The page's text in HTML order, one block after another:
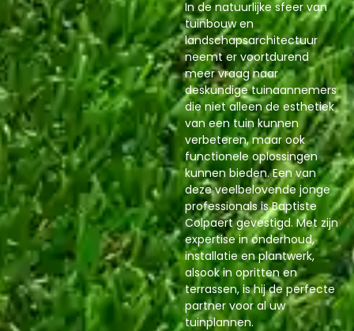
In de natuurlijke sfeer van
tuinbouw en
landschapsarchitectuur
neemt er voortdurend
meer vraag naar
deskundige tuinaannemers
die niet alleen de esthetiek
van een tuin kunnen
verbeteren, maar ook
functionele oplossingen
kunnen bieden. Een van
deze veelbelovende jonge
professionals is Baptiste
Colpaert gevestigd. Met zijn
expertise in onderhoud,
installatie en plantwerk,
alsook in opritten en
terrassen, is hij de perfecte
partner voor al uw
tuinplannen.